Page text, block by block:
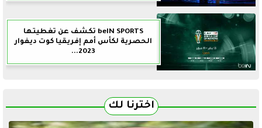
beIN SPORTS تكشف عن تغطيتها
الحصرية لكأس أمم إفريقيا كوت ديفوار
2023...
اخترنا لك